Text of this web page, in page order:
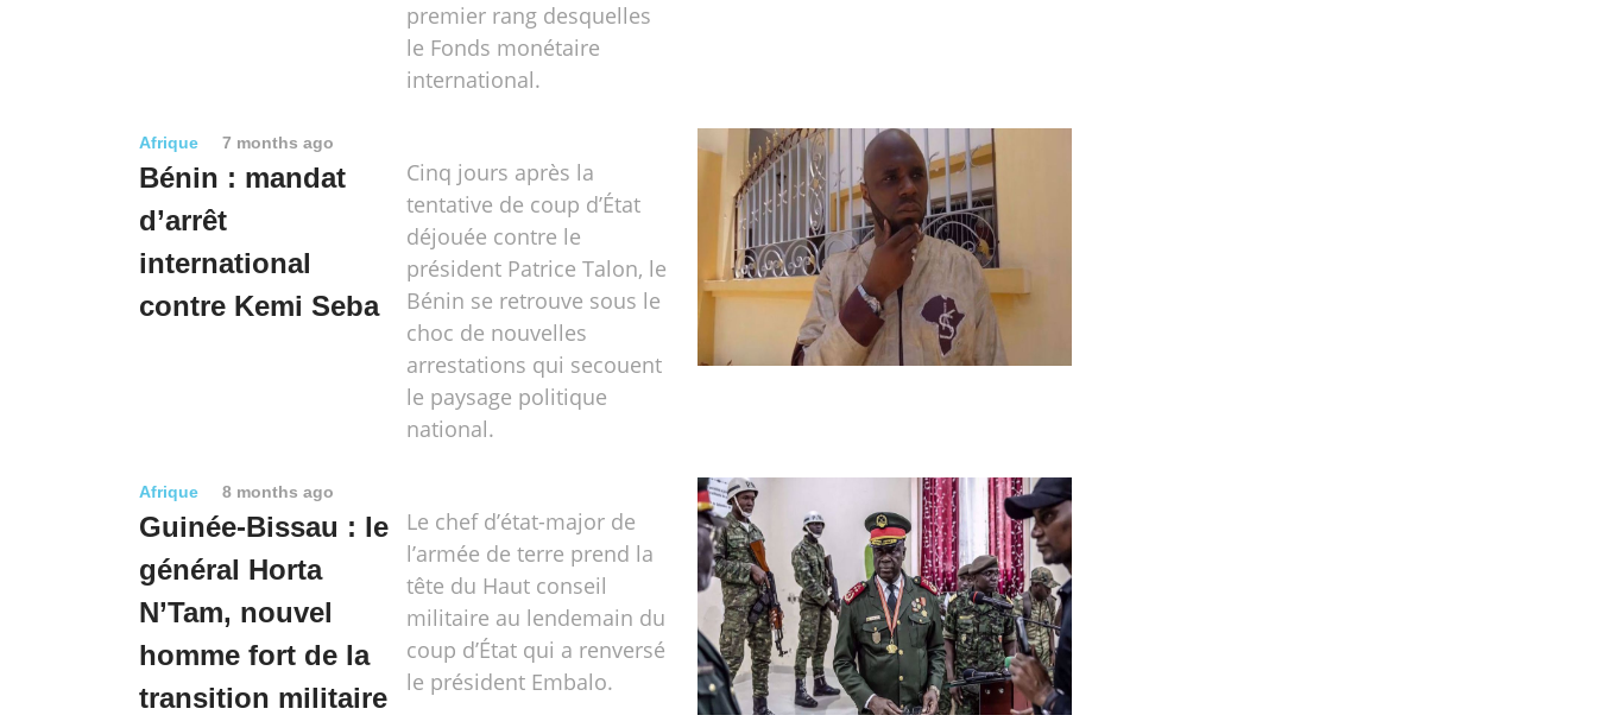
premier rang desquelles
le Fonds monétaire
international.
Afrique 7 months ago
Bénin : mandat
d’arrêt
international
contre Kemi Seba
Cinq jours après la
tentative de coup d’État
déjouée contre le
président Patrice Talon, le
Bénin se retrouve sous le
choc de nouvelles
arrestations qui secouent
le paysage politique
national.
Afrique 8 months ago
Guinée-Bissau : le
général Horta
N’Tam, nouvel
homme fort de la
transition militaire
Le chef d’état-major de
l’armée de terre prend la
tête du Haut conseil
militaire au lendemain du
coup d’État qui a renversé
le président Embalo.